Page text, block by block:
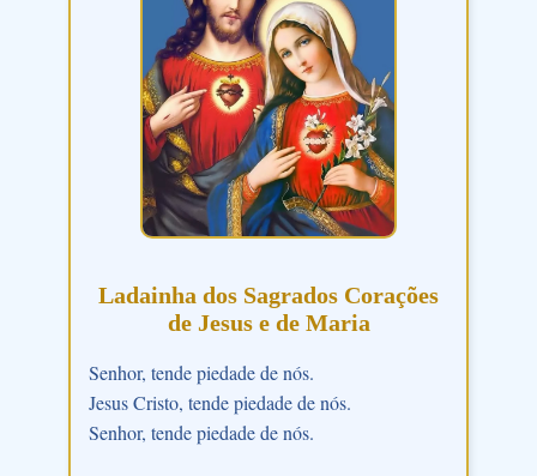
Ladainha dos Sagrados Corações
de Jesus e de Maria
Senhor, tende piedade de nós.
Jesus Cristo, tende piedade de nós.
Senhor, tende piedade de nós.